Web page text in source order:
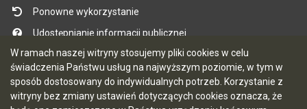
W ramach naszej witryny stosujemy pliki cookies w celu
świadczenia Państwu usług na najwyższym poziomie, w tym w
sposób dostosowany do indywidualnych potrzeb. Korzystanie z
witryny bez zmiany ustawień dotyczących cookies oznacza, że
Ponowne wykorzystanie
Udostępnianie informacji publicznej
Mapa serwisu
Instrukcja obsługi
Statystyki oglądalności